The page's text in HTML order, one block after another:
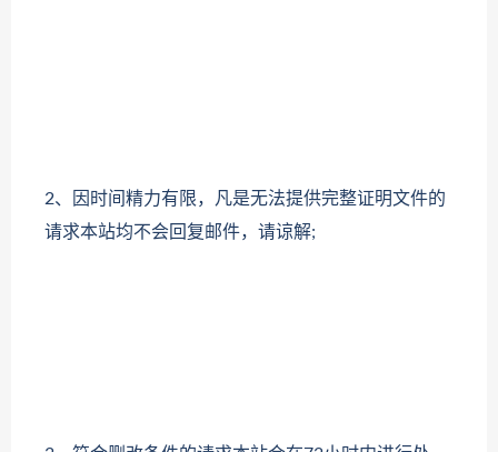
2、因时间精力有限，凡是无法提供完整证明文件的
请求本站均不会回复邮件，请谅解;